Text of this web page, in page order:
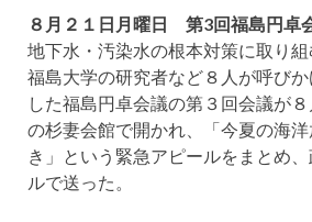
８月２１日月曜日 第3回福島円卓
地下水・汚染水の根本対策に取り組
福島大学の研究者など８人が呼び
した福島円卓会議の第３回会議が
の杉妻会館で開かれ、「今夏の海
き」という緊急アピールをまとめ
ルで送った。